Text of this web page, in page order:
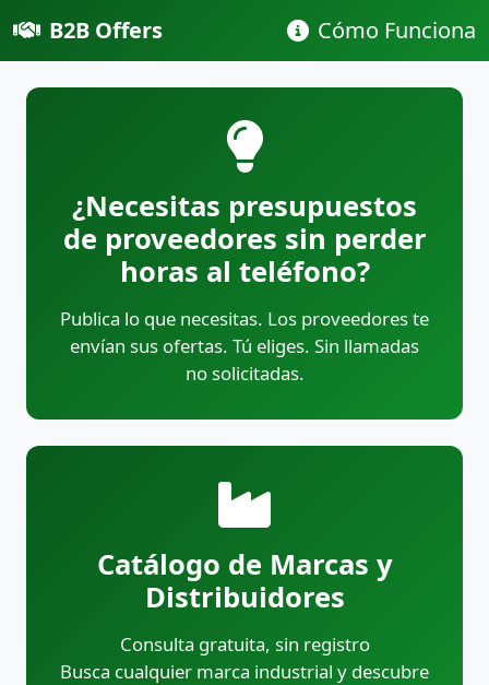
B2B Offers Cómo Funciona
¿Necesitas presupuestos
de proveedores sin perder
horas al teléfono?
Publica lo que necesitas. Los proveedores te
envían sus ofertas. Tú eliges. Sin llamadas
no solicitadas.
Catálogo de Marcas y
Distribuidores
Consulta gratuita, sin registro
Busca cualquier marca industrial y descubre